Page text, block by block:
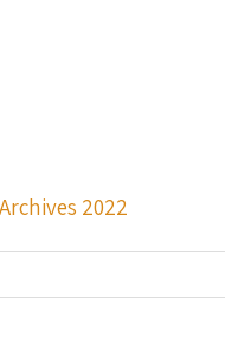
2022 Archives